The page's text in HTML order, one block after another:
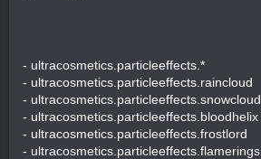
- ultracosmetics.particleeffects.*
- ultracosmetics.particleeffects.raincloud
- ultracosmetics.particleeffects.snowcloud
- ultracosmetics.particleeffects.bloodhelix
- ultracosmetics.particleeffects.frostlord
- ultracosmetics.particleeffects.flamerings